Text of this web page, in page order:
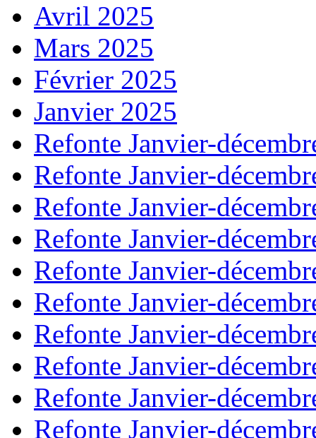
Avril 2025
Mars 2025
Février 2025
Janvier 2025
Refonte Janvier-
Refonte Janvier-
Refonte Janvier-
Refonte Janvier-
Refonte Janvier-
Refonte Janvier-
Refonte Janvier-
Refonte Janvier-
Refonte Janvier-
Refonte Janvier-